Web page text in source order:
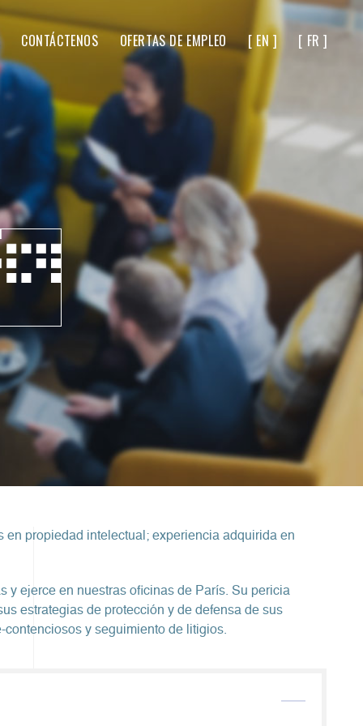
CONTÁCTENOS OFERTAS DE EMPLEO [ EN ] [ FR ]
propiedad intelectual; experiencia adquirida en
y ejerce en nuestras oficinas de París. Su pericia
estrategias de protección y de defensa de sus
y seguimiento de litigios.